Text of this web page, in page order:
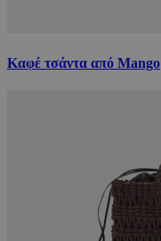
Καφέ τσάντα από Mango